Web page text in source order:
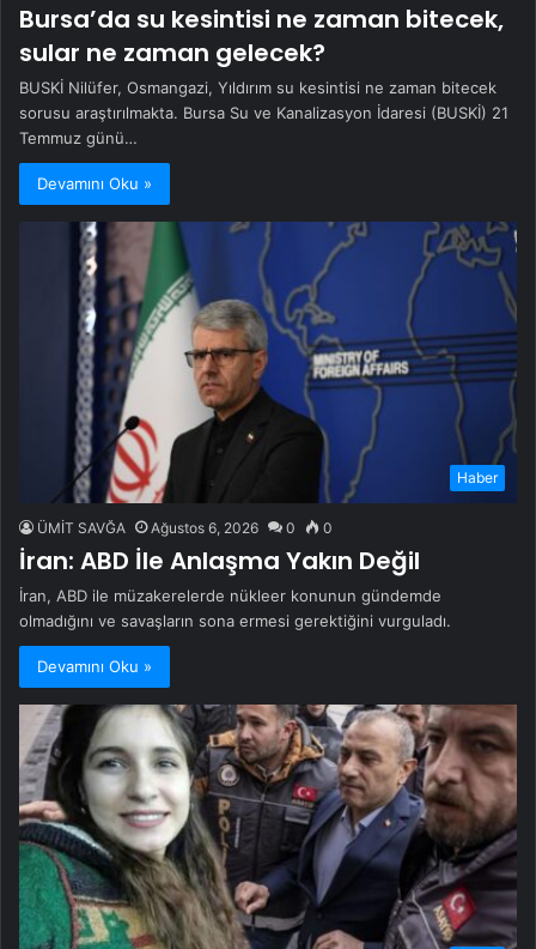
Bursa’da su kesintisi ne zaman bitecek,
sular ne zaman gelecek?
BUSKİ Nilüfer, Osmangazi, Yıldırım su kesintisi ne zaman bitecek
sorusu araştırılmakta. Bursa Su ve Kanalizasyon İdaresi (BUSKİ) 21
Temmuz günü…
Devamını Oku »
Haber
ÜMİT SAVĞA Ağustos 6, 2026 0 0
İran: ABD İle Anlaşma Yakın Değil
İran, ABD ile müzakerelerde nükleer konunun gündemde
olmadığını ve savaşların sona ermesi gerektiğini vurguladı.
Devamını Oku »